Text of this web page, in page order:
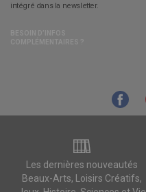
intégré dans la newsletter.
Les dernières nouveautés
Beaux-Arts, Loisirs Créatifs,